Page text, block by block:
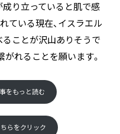
り立っていると肌で感
ている現在、イスラエル
ことが沢山ありそうで
がれることを願います。
をもっと読む
らをクリック